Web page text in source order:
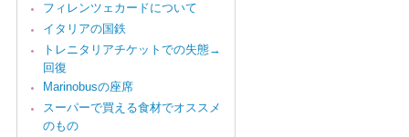
フィレンツェカードについて
イタリアの国鉄
トレニタリアチケットでの失態→
回復
Marinobusの座席
スーパーで買える食材でオススメ
のもの